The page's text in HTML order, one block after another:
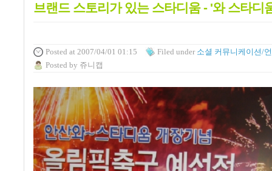
브랜드 스토리가 있는 스타디움 - '와 스타디
Posted at 2007/04/01 01:15 Filed under 소셜 커뮤니케이션/
Posted by 쥬니캡